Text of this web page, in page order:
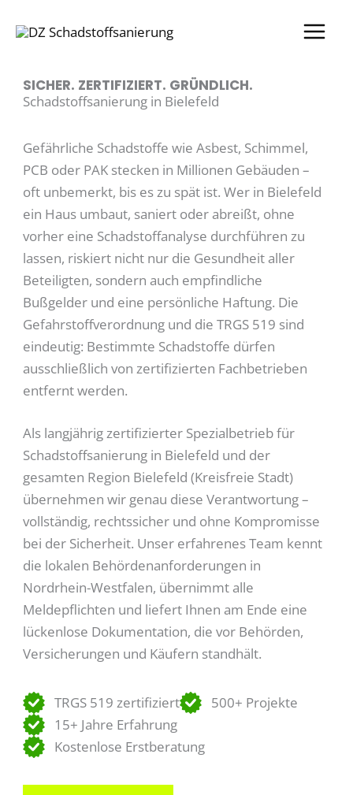
Inhalt
SICHER. ZERTIFIZIERT. GRÜNDLICH.
Schadstoffsanierung in Bielefeld
Gefährliche Schadstoffe wie Asbest, Schimmel,
PCB oder PAK stecken in Millionen Gebäuden –
oft unbemerkt, bis es zu spät ist. Wer in Bielefeld
ein Haus umbaut, saniert oder abreißt, ohne
vorher eine Schadstoffanalyse durchführen zu
lassen, riskiert nicht nur die Gesundheit aller
Beteiligten, sondern auch empfindliche
Bußgelder und eine persönliche Haftung. Die
Gefahrstoffverordnung und die TRGS 519 sind
eindeutig: Bestimmte Schadstoffe dürfen
ausschließlich von zertifizierten Fachbetrieben
entfernt werden.
Als langjährig zertifizierter Spezialbetrieb für
Schadstoffsanierung in Bielefeld und der
gesamten Region Bielefeld (Kreisfreie Stadt)
übernehmen wir genau diese Verantwortung –
vollständig, rechtssicher und ohne Kompromisse
bei der Sicherheit. Unser erfahrenes Team kennt
die lokalen Behördenanforderungen in
Nordrhein-Westfalen, übernimmt alle
Meldepflichten und liefert Ihnen am Ende eine
lückenlose Dokumentation, die vor Behörden,
Versicherungen und Käufern standhält.
TRGS 519 zertifiziert
500+ Projekte
15+ Jahre Erfahrung
Kostenlose Erstberatung